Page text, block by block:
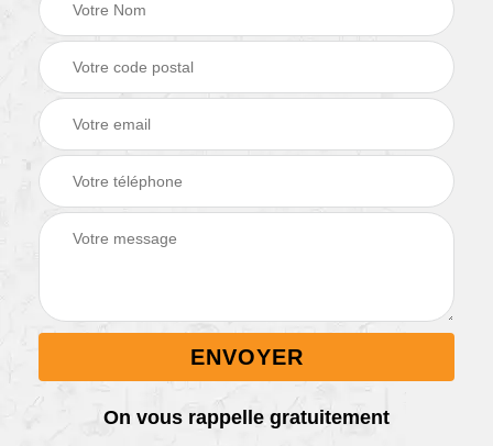
On vous rappelle gratuitement